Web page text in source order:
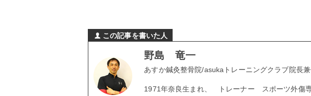
この記事を書いた人
野島 竜一
あすか鍼灸整骨院/asukaトレーニングクラブ院長
1971年奈良生まれ、 トレーナー スポーツ外傷